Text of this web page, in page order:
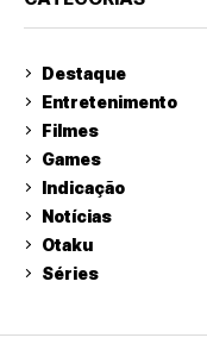
Destaque
Entretenimento
Filmes
Games
Indicação
Notícias
Otaku
Séries